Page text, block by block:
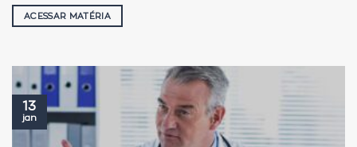
ACESSAR MATÉRIA
13
jan